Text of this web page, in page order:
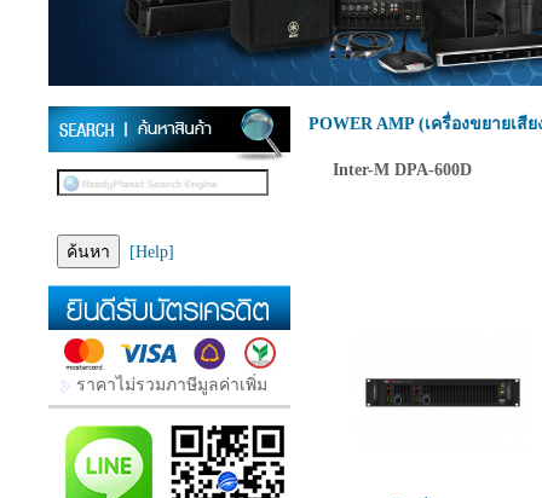
[Help]
ราคาไม่รวมภาษีมูลค่าเพิ่ม
POWER AMP (เครื่องขยายเสีย
Inter-M DPA-600D